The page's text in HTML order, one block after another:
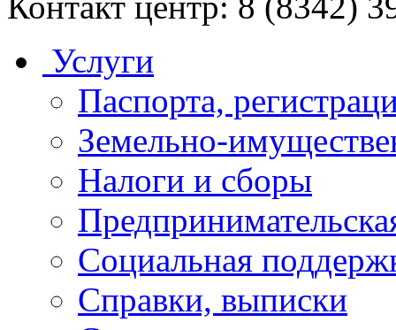
Услуги
Паспорта,
Земельно-
Налоги и сборы
Социальная
Справки, выписки